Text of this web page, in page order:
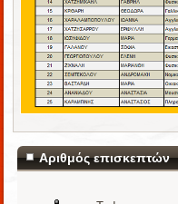
Αριθμός επισκεπτών